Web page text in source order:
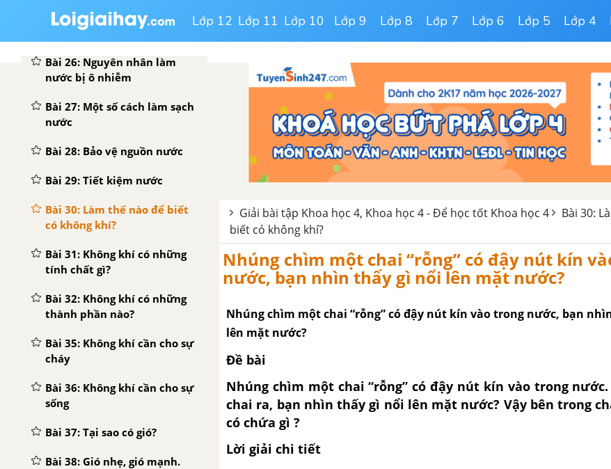
Lớp 12 Lớp 11 Lớp 10 Lớp 9 Lớp 8 Lớp 7 Lớp 6 Lớp 5 Lớp 4
Bài 25: Nước bị ô nhiễm
Bài 26: Nguyên nhân làm
nước bị ô nhiễm
Bài 27: Một số cách làm sạch
nước
Bài 28: Bảo vệ nguồn nước
Bài 29: Tiết kiệm nước
Bài 30: Làm thế nào để biết
có không khí?
Bài 31: Không khí có những
tính chất gì?
Bài 32: Không khí có những
thành phần nào?
Bài 35: Không khí cần cho sự
cháy
Bài 36: Không khí cần cho sự
sống
Bài 37: Tại sao có gió?
Bài 38: Gió nhẹ, gió mạnh.
Giải bài tập Khoa học 4, Khoa học 4 - Để học tốt Khoa học 4
Bài 30:
biết có không khí?
Nhúng chìm một chai “rỗng” có đậy nút kín
nước, bạn nhìn thấy gì nổi lên mặt nước?
Nhúng chìm một chai “rỗng” có đậy nút kín vào trong nước, bạn
lên mặt nước?
Đề bài
Nhúng chìm một chai “rỗng” có đậy nút kín vào trong
chai ra, bạn nhìn thấy gì nổi lên mặt nước? Vậy bên trong
có chứa gì ?
Lời giải chi tiết